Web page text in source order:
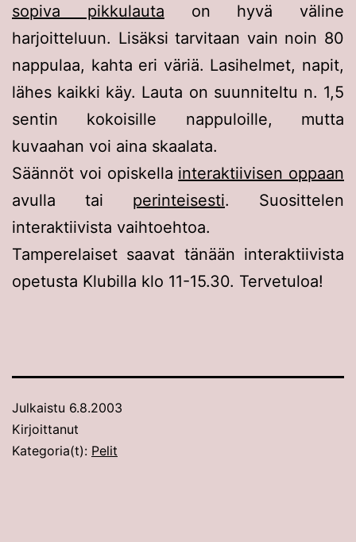
sopiva pikkulauta on hyvä väline
harjoitteluun. Lisäksi tarvitaan vain noin 80
nappulaa, kahta eri väriä. Lasihelmet, napit,
lähes kaikki käy. Lauta on suunniteltu n. 1,5
sentin kokoisille nappuloille, mutta
kuvaahan voi aina skaalata.
Säännöt voi opiskella interaktiivisen oppaan
avulla tai perinteisesti. Suosittelen
interaktiivista vaihtoehtoa.
Tamperelaiset saavat tänään interaktiivista
opetusta Klubilla klo 11-15.30. Tervetuloa!
Julkaistu 6.8.2003
Kirjoittanut
Kategoria(t): Pelit